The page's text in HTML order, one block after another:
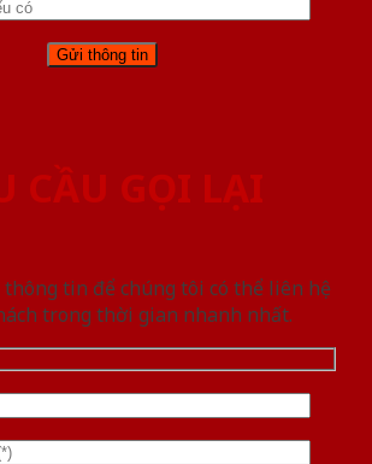
CẦU GỌI LẠI
tin để chúng tôi có thể liên hệ
trong thời gian nhanh nhất.